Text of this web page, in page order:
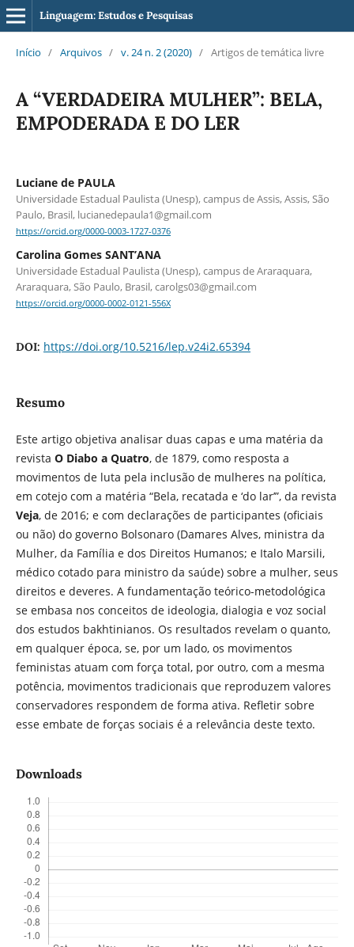
Linguagem: Estudos e Pesquisas
Início / Arquivos / v. 24 n. 2 (2020) / Artigos de temática livre
A “VERDADEIRA MULHER”: BELA,
EMPODERADA E DO LER
Luciane de PAULA
Universidade Estadual Paulista (Unesp), campus de Assis, Assis, São
Paulo, Brasil, lucianedepaula1@gmail.com
https://orcid.org/0000-0003-1727-0376
Carolina Gomes SANT’ANA
Universidade Estadual Paulista (Unesp), campus de Araraquara,
Araraquara, São Paulo, Brasil, carolgs03@gmail.com
https://orcid.org/0000-0002-0121-556X
DOI: https://doi.org/10.5216/lep.v24i2.65394
Resumo
Este artigo objetiva analisar duas capas e uma matéria da
revista O Diabo a Quatro, de 1879, como resposta a
movimentos de luta pela inclusão de mulheres na política,
em cotejo com a matéria “Bela, recatada e ‘do lar’”, da revista
Veja, de 2016; e com declarações de participantes (oficiais
ou não) do governo Bolsonaro (Damares Alves, ministra da
Mulher, da Família e dos Direitos Humanos; e Italo Marsili,
médico cotado para ministro da saúde) sobre a mulher, seus
direitos e deveres. A fundamentação teórico-metodológica
se embasa nos conceitos de ideologia, dialogia e voz social
dos estudos bakhtinianos. Os resultados revelam o quanto,
em qualquer época, se, por um lado, os movimentos
feministas atuam com força total, por outro, com a mesma
potência, movimentos tradicionais que reproduzem valores
conservadores respondem de forma ativa. Refletir sobre
esse embate de forças sociais é a relevância deste texto.
Downloads